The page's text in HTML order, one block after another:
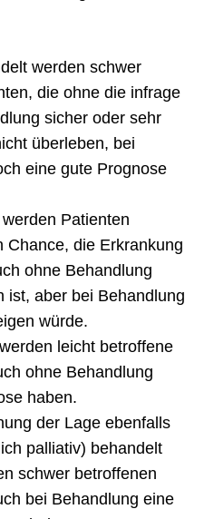
werden schwer
die ohne die infrage
sicher oder sehr
überleben, bei
eine gute Prognose
Patienten
Chance, die Erkrankung
ohne Behandlung
ist, aber bei Behandlung
würde.
leicht betroffene
ohne Behandlung
haben.
der Lage ebenfalls
palliativ) behandelt
schwer betroffenen
bei Behandlung eine